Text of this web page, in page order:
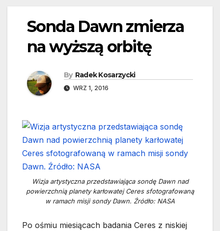
Sonda Dawn zmierza
na wyższą orbitę
By Radek Kosarzycki
WRZ 1, 2016
Wizja artystyczna przedstawiająca sondę Dawn nad
powierzchnią planety karłowatej Ceres sfotografowaną
w ramach misji sondy Dawn. Źródło: NASA
Po ośmiu miesiącach badania Ceres z niskiej